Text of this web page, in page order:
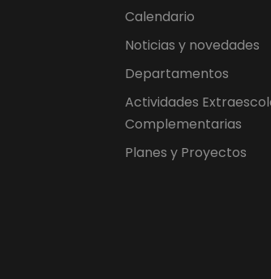
Calendario
Noticias y novedades
Departamentos
Actividades
Complementarias
Planes y Proyectos